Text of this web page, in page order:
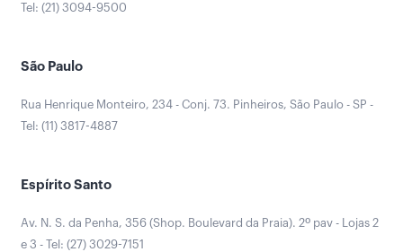
Tel: (21) 3094-9500
São Paulo
Rua Henrique Monteiro, 234 - Conj. 73. Pinheiros, São Paulo - SP -
Tel: (11) 3817-4887
Espírito Santo
Av. N. S. da Penha, 356 (Shop. Boulevard da Praia). 2º pav - Lojas 2
e 3 - Tel: (27) 3029-7151